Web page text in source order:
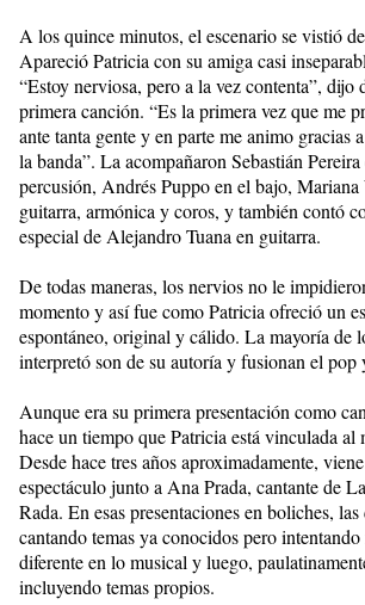
A los quince minutos, el escenario se vistió
Apareció Patricia con su amiga casi
“Estoy nerviosa, pero a la vez contenta”, dijo
primera canción. “Es la primera vez que me
ante tanta gente y en parte me animo gracias
la banda”. La acompañaron Sebastián
percusión, Andrés Puppo en el bajo, Mariana
guitarra, armónica y coros, y también contó
especial de Alejandro Tuana en guitarra.
De todas maneras, los nervios no le
momento y así fue como Patricia ofreció un
espontáneo, original y cálido. La mayoría de
interpretó son de su autoría y fusionan el pop
Aunque era su primera presentación como
hace un tiempo que Patricia está vinculada al
Desde hace tres años aproximadamente,
espectáculo junto a Ana Prada, cantante de
Rada. En esas presentaciones en boliches,
cantando temas ya conocidos pero
diferente en lo musical y luego,
incluyendo temas propios.